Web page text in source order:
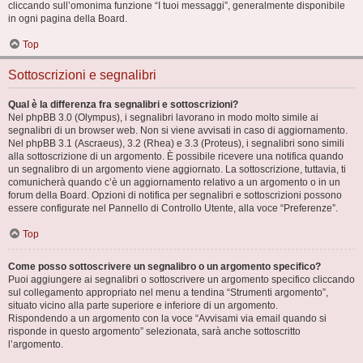
cliccando sull’omonima funzione “I tuoi messaggi”, generalmente disponibile
in ogni pagina della Board.
Top
Sottoscrizioni e segnalibri
Qual è la differenza fra segnalibri e sottoscrizioni?
Nel phpBB 3.0 (Olympus), i segnalibri lavorano in modo molto simile ai
segnalibri di un browser web. Non si viene avvisati in caso di aggiornamento.
Nel phpBB 3.1 (Ascraeus), 3.2 (Rhea) e 3.3 (Proteus), i segnalibri sono simili
alla sottoscrizione di un argomento. È possibile ricevere una notifica quando
un segnalibro di un argomento viene aggiornato. La sottoscrizione, tuttavia, ti
comunicherà quando c’è un aggiornamento relativo a un argomento o in un
forum della Board. Opzioni di notifica per segnalibri e sottoscrizioni possono
essere configurate nel Pannello di Controllo Utente, alla voce “Preferenze”.
Top
Come posso sottoscrivere un segnalibro o un argomento specifico?
Puoi aggiungere ai segnalibri o sottoscrivere un argomento specifico cliccando
sul collegamento appropriato nel menu a tendina “Strumenti argomento”,
situato vicino alla parte superiore e inferiore di un argomento.
Rispondendo a un argomento con la voce “Avvisami via email quando si
risponde in questo argomento” selezionata, sarà anche sottoscritto
l’argomento.